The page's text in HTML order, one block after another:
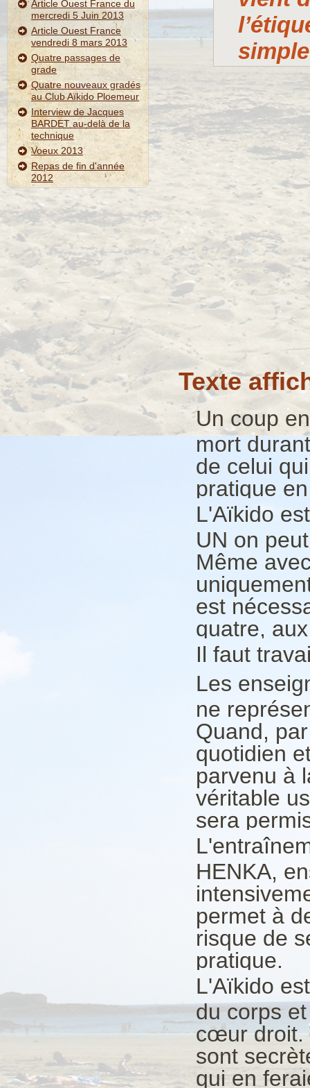
Article Ouest France du
mercredi 5 Juin 2013
Article Ouest France
vendredi 8 mars 2013
Quatre passages de
grade
Quatre nouveaux gradés
au Club Aïkido Ploemeur
Interview de Jacques
BARDET au-delà de la
technique
Voeux 2013
Repas de fin d'année
2012
Texte
Un coup
mort
de celui
pratique
L'Aïkido
UN on
Même
est
quatre,
Il faut
Les
ne
Quand,
quotidien
parvenu à
véritable
sera
HENKA,
permet à
risque de
pratique.
L'Aïkido
du corps
cœur droit.
sont
qui en